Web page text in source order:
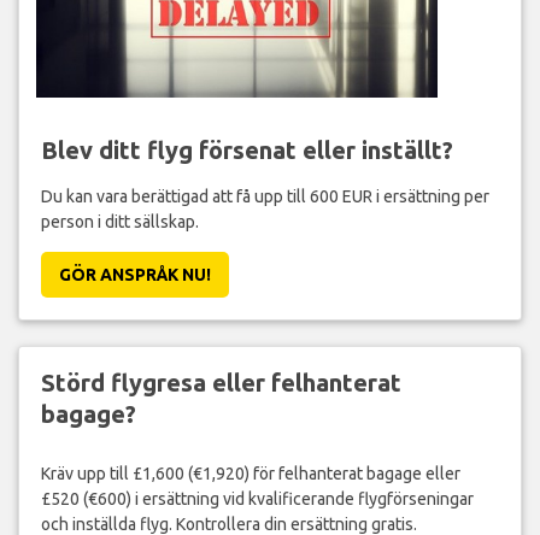
Blev ditt flyg försenat eller inställt?
Du kan vara berättigad att få upp till 600 EUR i ersättning per
person i ditt sällskap.
GÖR ANSPRÅK NU!
Störd flygresa eller felhanterat
bagage?
Kräv upp till £1,600 (€1,920) för felhanterat bagage eller
£520 (€600) i ersättning vid kvalificerande flygförseningar
och inställda flyg. Kontrollera din ersättning gratis.